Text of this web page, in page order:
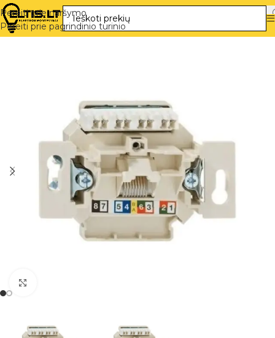
Pereiti prie naršymo
Pereiti prie pagrindinio turinio